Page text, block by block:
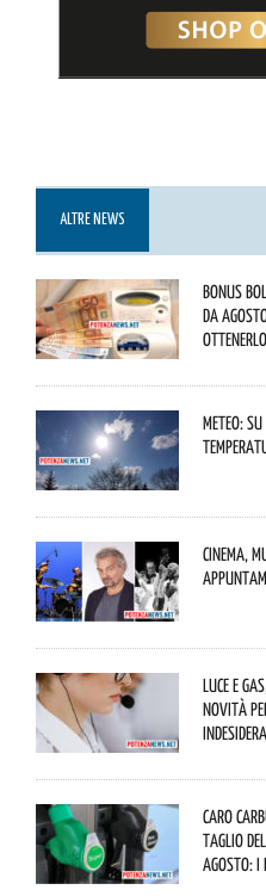
ALTRE NEWS
Bonus
da
ottenerlo
Meteo:
Cinema,
Luce e
novità
Caro
taglio
agosto: i